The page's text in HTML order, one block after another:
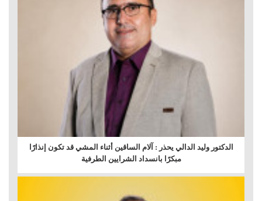
الدكتور وليد الدالي يحذر : آلام الساقين أثناء المشي قد تكون إنذارًا
مبكرًا بانسداد الشرايين الطرفية